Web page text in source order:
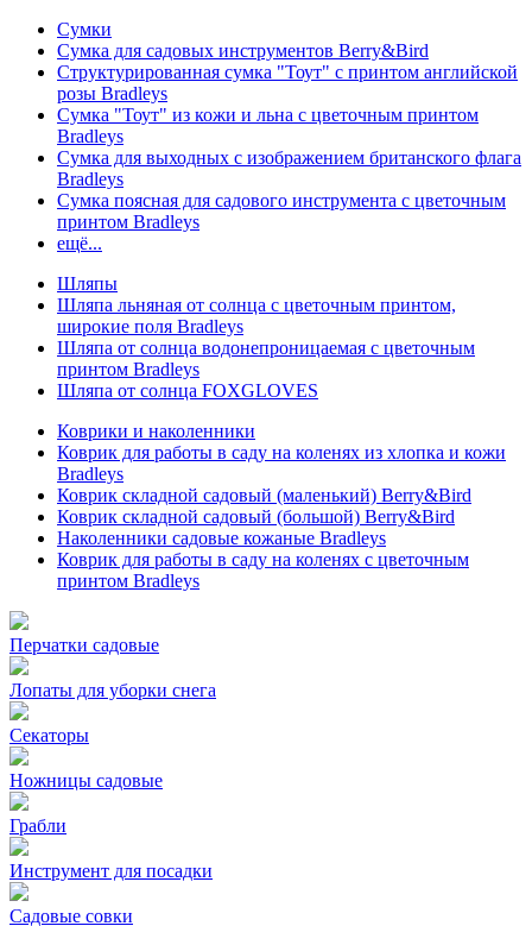
Сумки
Сумка для садовых инструментов Berry&Bird
Структурированная сумка "Тоут" с принтом английской
розы Bradleys
Сумка "Тоут" из кожи и льна с цветочным принтом
Bradleys
Сумка для выходных с изображением британского флага
Bradleys
Сумка поясная для садового инструмента с цветочным
принтом Bradleys
ещё...
Шляпы
Шляпа льняная от солнца с цветочным принтом,
широкие поля Bradleys
Шляпа от солнца водонепроницаемая с цветочным
принтом Bradleys
Шляпа от солнца FOXGLOVES
Коврики и наколенники
Коврик для работы в саду на коленях из хлопка и кожи
Bradleys
Коврик складной садовый (маленький) Berry&Bird
Коврик складной садовый (большой) Berry&Bird
Наколенники садовые кожаные Bradleys
Коврик для работы в саду на коленях с цветочным
принтом Bradleys
Перчатки садовые
Лопаты для уборки снега
Секаторы
Ножницы садовые
Грабли
Инструмент для посадки
Садовые совки